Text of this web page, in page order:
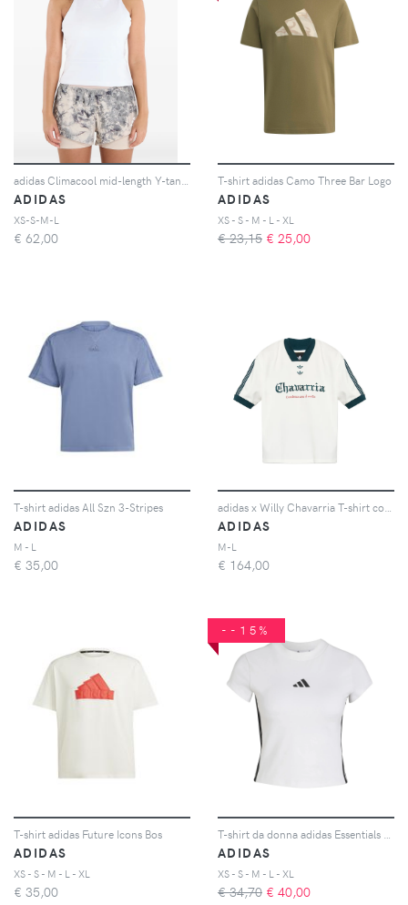
ADIDAS
XS-S-M-L
€ 62,00
T-shirt adidas Camo Three Bar Logo
ADIDAS
XS - S - M - L - XL
€ 23,15 € 25,00
T-shirt adidas All Szn 3-Stripes
ADIDAS
M - L
€ 35,00
ADIDAS
M-L
€ 164,00
T-shirt adidas Future Icons Bos
ADIDAS
XS - S - M - L - XL
€ 35,00
--15%
ADIDAS
XS - S - M - L - XL
€ 34,70 € 40,00